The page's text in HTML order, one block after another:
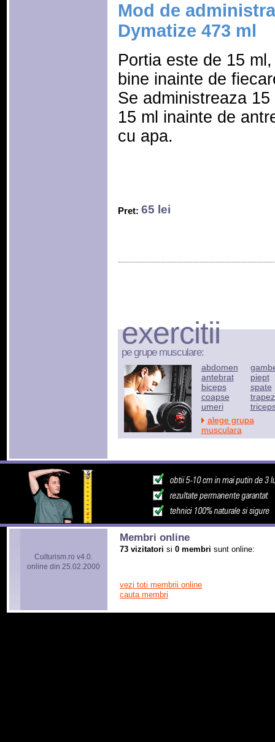
Mod de
Dymatize 473 ml
Portia este de 15
bine inainte de
Se administreaza
15 ml inainte de
cu apa.
Pret: 65 lei
exercitii
pe grupe musculare:
abdomen
antebrat
biceps
coapse
umeri
piept
spate
trapez
alege grupa
musculara
Culturism.ro v4.0.
online din 25.02.2000
Membri online
73 vizitatori si 0 membri sunt online:
vezi toti membrii online
cauta membri